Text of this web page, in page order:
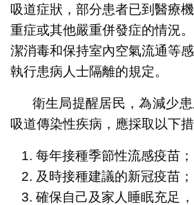
吸道症狀，部分患者已到醫療
重症或其他嚴重併發症的情況
潔消毒和保持室內空氣流通等
執行患病人士隔離的規定。
衛生局提醒居民，為減少
吸道傳染性疾病，應採取以下措
每年接種季節性流感疫苗；
及時接種建議的新冠疫苗；
確保自己及家人睡眠充足